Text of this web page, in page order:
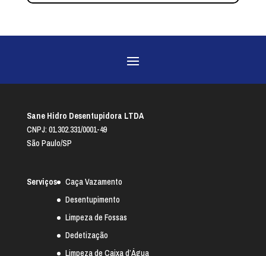
Sane Hidro Desentupidora LTDA
CNPJ: 01.302.331/0001-49
São Paulo/SP
Serviços
Caça Vazamento
Desentupimento
Limpeza de Fossas
Dedetização
Limpeza de Caixa d’Água